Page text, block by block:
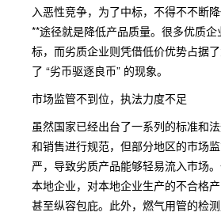
入恶性竞争，为了中标，不得不不断
**途径就是降低产品质量。很多优质
标，而劣质企业则凭借低价优势占据
了 “劣币驱逐良币” 的现象。
市场监管不到位，执法力度不足
虽然国家已经出台了一系列的标准和
和销售进行规范，但部分地区的市场
严，导致劣质产品能够轻易流入市场
本地企业，对本地企业生产的不合格产
甚至纵容包庇。此外，燃气用管的检